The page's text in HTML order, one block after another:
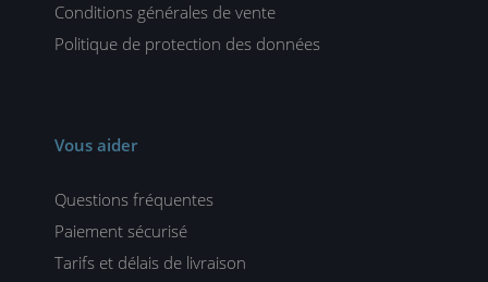
Conditions générales de vente
Politique de protection des données
Vous aider
Questions fréquentes
Paiement sécurisé
Tarifs et délais de livraison